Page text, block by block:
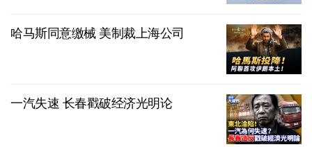
哈马斯同意缴械 美制裁上海公司
一汽失速 长春戳破经济光明论